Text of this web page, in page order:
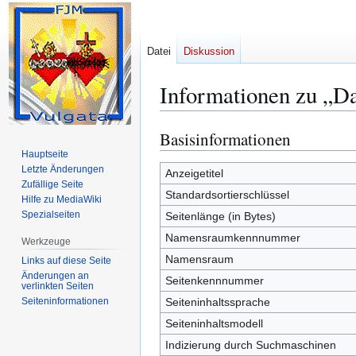
Informationen zu
Zur
Navigation
springen
Zur
Suche
springen
Basisinformationen
Anzeigetitel
Standardsortierschlüssel
Seitenlänge (in Bytes)
Namensraumkennnummer
Namensraum
Seitenkennnummer
Seiteninhaltssprache
Seiteninhaltsmodell
Indizierung durch Suchmaschinen
Datei Diskussion
Hauptseite
Letzte Änderungen
Zufällige Seite
Hilfe zu MediaWiki
Spezialseiten
Werkzeuge
Links auf diese Seite
Änderungen an
verlinkten Seiten
Seiten­­informationen